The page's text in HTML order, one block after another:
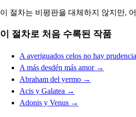
이 절차는 비평판을 대체하지 않지만,
이 절차로 처음 수록된 작품
A averiguados celos no hay prudencia
A más desdén más amor →
Abraham del yermo →
Acis y Galatea →
Adonis y Venus →